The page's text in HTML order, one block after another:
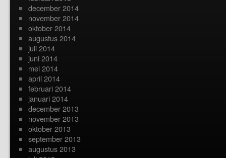
december 2014
november 2014
oktober 2014
augustus 2014
juli 2014
juni 2014
mei 2014
april 2014
februari 2014
januari 2014
december 2013
november 2013
oktober 2013
september 2013
augustus 2013